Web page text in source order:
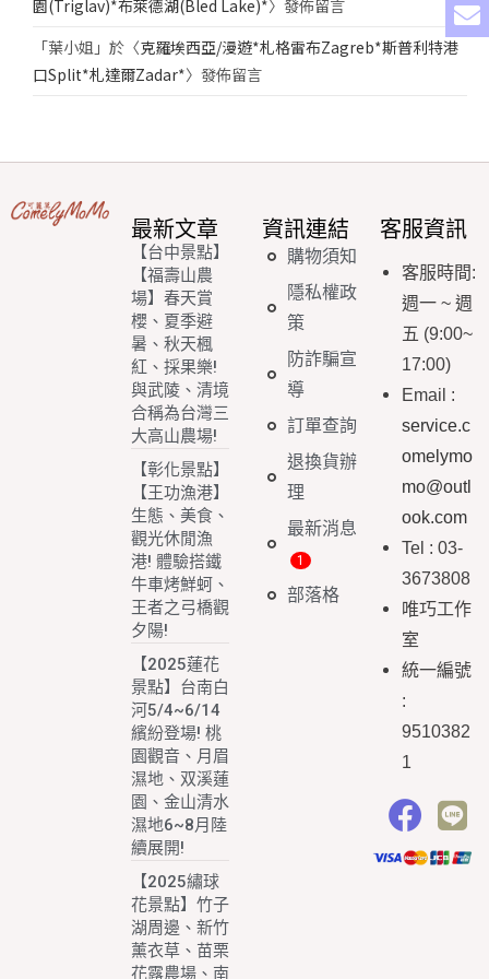
園(Triglav)*布萊德湖(Bled Lake)*〉發佈留言
「葉小姐 」於〈克羅埃西亞/漫遊*札格雷布Zagreb*斯普利特港
口Split*札達爾Zadar*〉發佈留言
最新文章
【台中景點】
【福壽山農
場】春天賞
櫻、夏季避
暑、秋天楓
紅、採果樂!
與武陵、清境
合稱為台灣三
大高山農場!
【彰化景點】
【王功漁港】
生態、美食、
觀光休閒漁
港! 體驗搭鐵
牛車烤鮮蚵、
王者之弓橋觀
夕陽!
【2025蓮花
景點】台南白
河5/4~6/14
繽紛登場! 桃
園觀音、月眉
濕地、双溪蓮
園、金山清水
濕地6~8月陸
續展開!
【2025繡球
花景點】竹子
湖周邊、新竹
薰衣草、苗栗
花露農場、南
資訊連結
購物須知
隱私權政
策
防詐騙宣
導
訂單查詢
退換貨辦
理
最新消息
部落格
客服資訊
客服時間:
週一 ~ 週
五 (9:00~
17:00)
Email :
service.c
omelymo
mo@outl
ook.com
Tel : 03-
3673808
唯巧工作
室
統一編號
:
9510382
1